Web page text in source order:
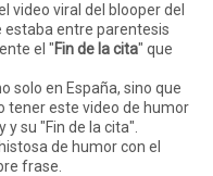
video viral del blooper del
estaba entre parentesis
el "Fin de la cita" que
solo en España, sino que
tener este video de humor
su "Fin de la cita".
de humor con el
frase.